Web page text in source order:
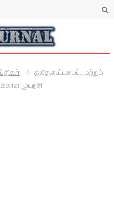
த,தே,கூட்டமைப்பு மற்றும்
முயற்சி